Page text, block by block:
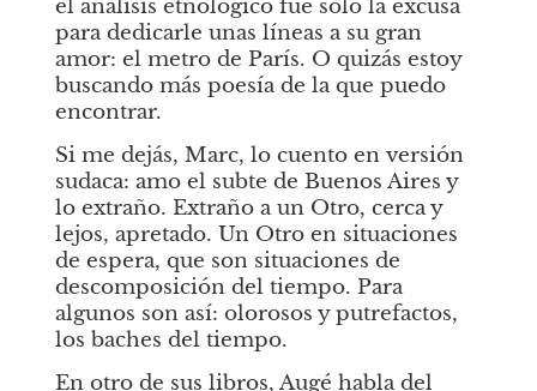
el análisis etnológico fue sólo la excusa
para dedicarle unas líneas a su gran
amor: el metro de París. O quizás estoy
buscando más poesía de la que puedo
encontrar.
Si me dejás, Marc, lo cuento en versión
sudaca: amo el subte de Buenos Aires y
lo extraño. Extraño a un Otro, cerca y
lejos, apretado. Un Otro en situaciones
de espera, que son situaciones de
descomposición del tiempo. Para
algunos son así: olorosos y putrefactos,
los baches del tiempo.
En otro de sus libros, Augé habla del